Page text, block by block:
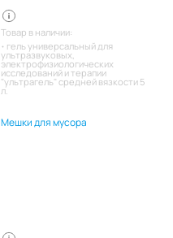
Товар в наличии:
гель универсальный для
ультразвуковых,
электрофизиологических
исследований и терапии
"ультрагель" средней вязкости 5
л.
Мешки для мусора